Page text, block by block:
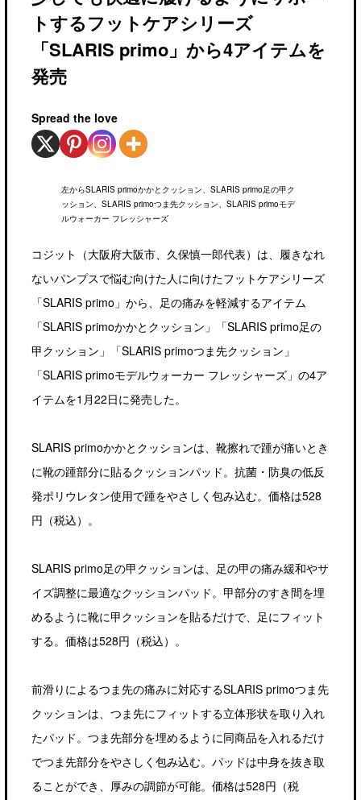
トするフットケアシリーズ
「SLARIS primo」から4アイテムを
発売
Spread the love
左からSLARIS primoかかとクッション、SLARIS primo足の甲ク
ッション、SLARIS primoつま先クッション、SLARIS primoモデ
ルウォーカー フレッシャーズ
コジット（大阪府大阪市、久保慎一郎代表）は、履きなれ
ないパンプスで悩む向けた人に向けたフットケアシリーズ
「SLARIS primo」から、足の痛みを軽減するアイテム
「SLARIS primoかかとクッション」「SLARIS primo足の
甲クッション」「SLARIS primoつま先クッション」
「SLARIS primoモデルウォーカー フレッシャーズ」の4ア
イテムを1月22日に発売した。
SLARIS primoかかとクッションは、靴擦れで踵が痛いとき
に靴の踵部分に貼るクッションパッド。抗菌・防臭の低反
発ポリウレタン使用で踵をやさしく包み込む。価格は528
円（税込）。
SLARIS primo足の甲クッションは、足の甲の痛み緩和やサ
イズ調整に最適なクッションパッド。甲部分のすき間を埋
めるように靴に甲クッションを貼るだけで、足にフィット
する。価格は528円（税込）。
前滑りによるつま先の痛みに対応するSLARIS primoつま先
クッションは、つま先にフィットする立体形状を取り入れ
たパッド。つま先部分を埋めるように同商品を入れるだけ
でつま先部分をやさしく包み込む。パッドは中身を抜き取
ることができ、厚みの調節が可能。価格は528円（税